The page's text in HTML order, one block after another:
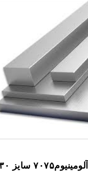
سایز ۳۰*۳۰